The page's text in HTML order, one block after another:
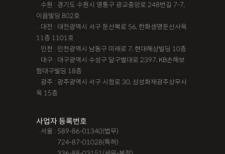
· 수원 : 경기도 수원시 영통구 광교중앙로 248번길 7-7,
이음빌딩 802호
· 대전 : 대전광역시 서구 둔산북로 56, 한화생명둔산사옥
11층 1101호
· 인천 : 인천광역시 남동구 미래로 7, 현대해상빌딩 10층
· 대구 : 대구광역시 수성구 달구벌대로 2397, KB손해보
험대구빌딩 18층
· 광주 : 광주광역시 서구 시청로 30, 삼성화재광주상무사
옥 15층
사업자 등록번호
· 서울 : 589-86-01340(법무)
724-87-01028(특허)